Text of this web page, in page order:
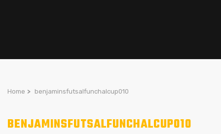
Home > benjaminsfutsalfunchalcup010
BENJAMINSFUTSALFUNCHALCUP010